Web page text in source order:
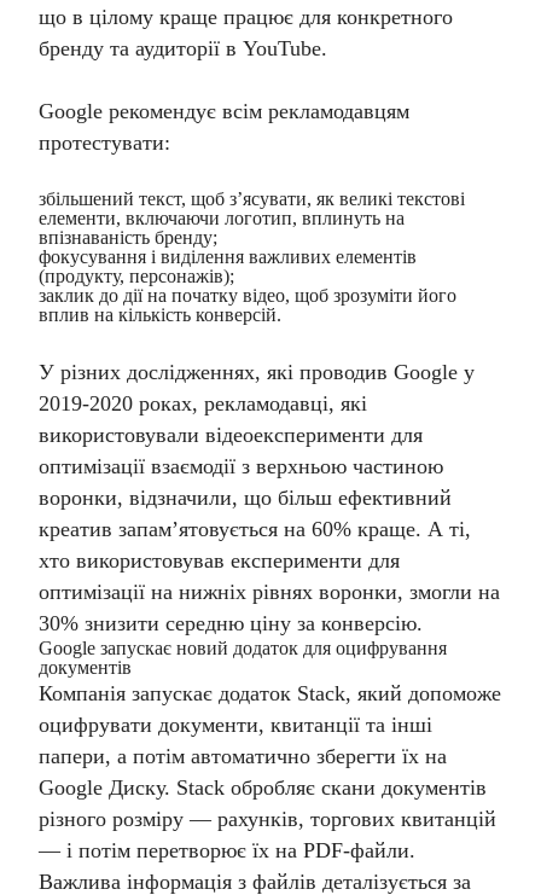
що в цілому краще працює для конкретного
бренду та аудиторії в YouTube.
Google рекомендує всім рекламодавцям
протестувати:
збільшений текст, щоб з’ясувати, як великі текстові
елементи, включаючи логотип, вплинуть на
впізнаваність бренду;
фокусування і виділення важливих елементів
(продукту, персонажів);
заклик до дії на початку відео, щоб зрозуміти його
вплив на кількість конверсій.
У різних дослідженнях, які проводив Google у
2019-2020 роках, рекламодавці, які
використовували відеоексперименти для
оптимізації взаємодії з верхньою частиною
воронки, відзначили, що більш ефективний
креатив запам’ятовується на 60% краще. А ті,
хто використовував експерименти для
оптимізації на нижніх рівнях воронки, змогли на
30% знизити середню ціну за конверсію.
​​Google запуcкає новий додаток для оцифрування
документів
Компанія запускає додаток Stack, який допоможе
оцифрувати документи, квитанції та інші
папери, а потім автоматично зберегти їх на
Google Диску. Stack обробляє скани документів
різного розміру — рахунків, торгових квитанцій
— і потім перетворює їх на PDF-файли.
Важлива інформація з файлів деталізується за